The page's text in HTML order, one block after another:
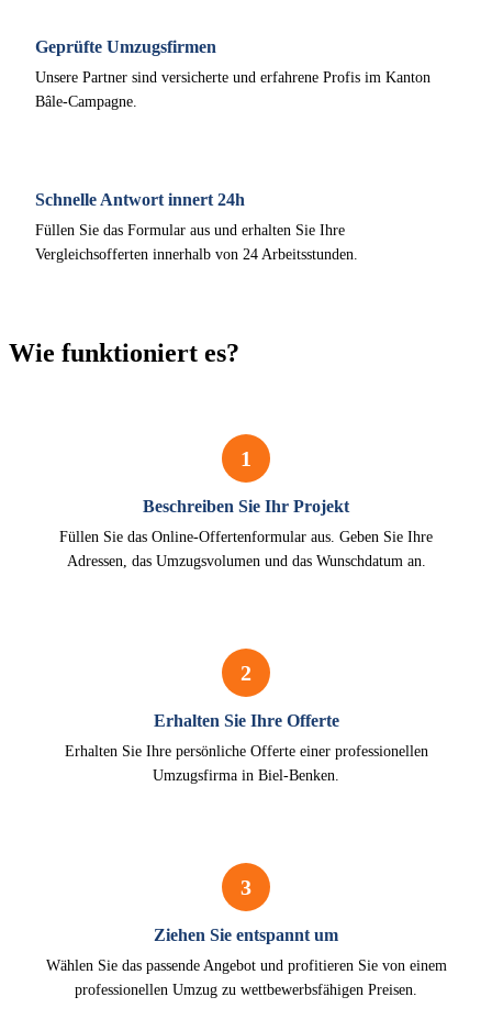
Geprüfte Umzugsfirmen
Unsere Partner sind versicherte und erfahrene Profis im Kanton
Bâle-Campagne.
Schnelle Antwort innert 24h
Füllen Sie das Formular aus und erhalten Sie Ihre
Vergleichsofferten innerhalb von 24 Arbeitsstunden.
Wie funktioniert es?
1
Beschreiben Sie Ihr Projekt
Füllen Sie das Online-Offertenformular aus. Geben Sie Ihre
Adressen, das Umzugsvolumen und das Wunschdatum an.
2
Erhalten Sie Ihre Offerte
Erhalten Sie Ihre persönliche Offerte einer professionellen
Umzugsfirma in Biel-Benken.
3
Ziehen Sie entspannt um
Wählen Sie das passende Angebot und profitieren Sie von einem
professionellen Umzug zu wettbewerbsfähigen Preisen.